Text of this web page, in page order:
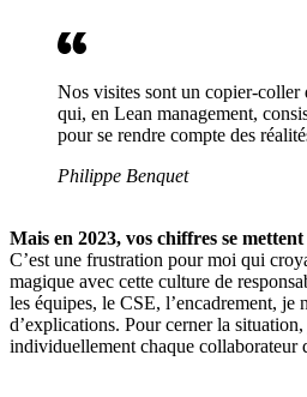
Nos visites sont un copier-coller
qui, en Lean management,
pour se rendre compte des
Philippe Benquet
Mais en 2023, vos chiffres se
C’est une frustration pour moi qui
magique avec cette culture de
les équipes, le CSE, l’encadrement, je
d’explications. Pour cerner la
individuellement chaque collaborateur